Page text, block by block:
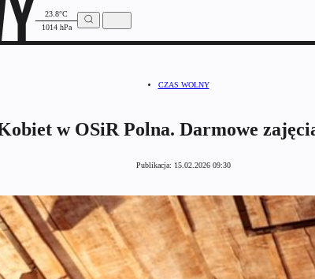
23.8°C
1014 hPa
CZAS WOLNY
w OSiR Polna. Darmowe
Publikacja: 15.02.2026 09:30